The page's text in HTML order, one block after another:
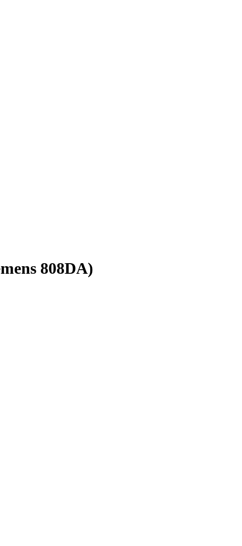
808DA)